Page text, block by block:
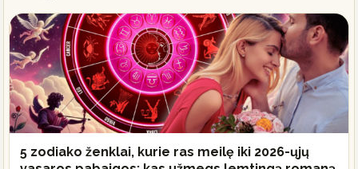
5 zodiako ženklai, kurie ras meilę iki 2026-ųjų